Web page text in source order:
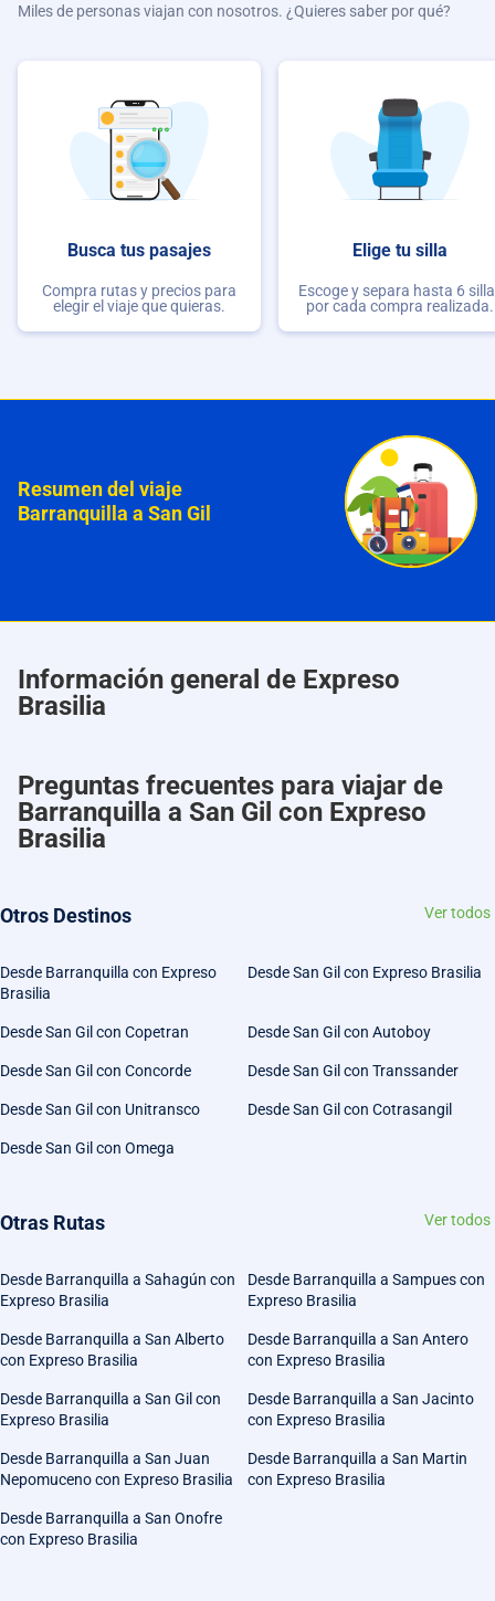
Miles de personas viajan con nosotros. ¿Quieres saber por qué?
Busca tus pasajes
Compra rutas y precios para
elegir el viaje que quieras.
Elige tu silla
Escoge y separa hasta 6
por cada compra realizada.
Resumen del viaje
Barranquilla a San Gil
Información general de Expreso
Brasilia
Preguntas frecuentes para viajar de
Barranquilla a San Gil con Expreso
Brasilia
Otros Destinos Ver todos
Desde Barranquilla con Expreso
Brasilia
Desde San Gil con Expreso Brasilia
Desde San Gil con Copetran Desde San Gil con Autoboy
Desde San Gil con Concorde Desde San Gil con Transsander
Desde San Gil con Unitransco Desde San Gil con Cotrasangil
Desde San Gil con Omega
Otras Rutas Ver todos
Desde Barranquilla a Sahagún con
Expreso Brasilia
Desde Barranquilla a Sampues con
Expreso Brasilia
Desde Barranquilla a San Alberto
con Expreso Brasilia
Desde Barranquilla a San Antero
con Expreso Brasilia
Desde Barranquilla a San Gil con
Expreso Brasilia
Desde Barranquilla a San Jacinto
con Expreso Brasilia
Desde Barranquilla a San Juan
Nepomuceno con Expreso Brasilia
Desde Barranquilla a San Martin
con Expreso Brasilia
Desde Barranquilla a San Onofre
con Expreso Brasilia